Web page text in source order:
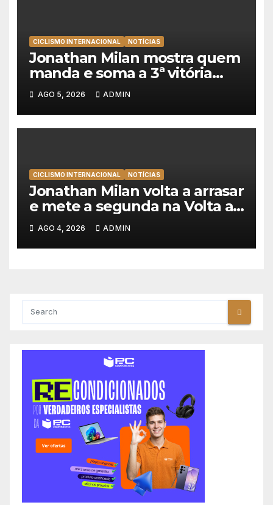
CICLISMO INTERNACIONAL NOTÍCIAS
Jonathan Milan mostra quem
manda e soma a 3ª vitória
consecutiva na Volta a
Polónia
AGO 5, 2026 ADMIN
CICLISMO INTERNACIONAL NOTÍCIAS
Jonathan Milan volta a arrasar
e mete a segunda na Volta a
Polónia 2026
AGO 4, 2026 ADMIN